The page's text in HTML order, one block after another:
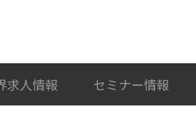
求人情報 セミナー情報